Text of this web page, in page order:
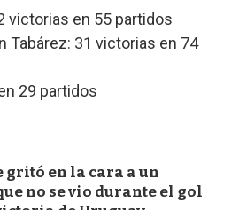
victorias en 55 partidos
Tabárez: 31 victorias en 74
29 partidos
gritó en la cara a un
no se vio durante el gol